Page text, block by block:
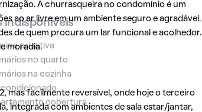
A churrasqueira no condomínio é um
ao ar livre em um ambiente seguro e agradável.
de quem procura um lar funcional e acolhedor.
moradia.
mas facilmente reversível, onde hoje o terceiro
integrada com ambientes de sala estar/jantar,
indisponíveis
privativa
no quarto
na cozinha
cobertura